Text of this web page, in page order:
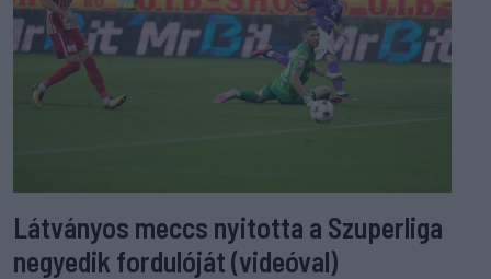
Látványos meccs nyitotta a Szuperliga
negyedik fordulóját (videóval)